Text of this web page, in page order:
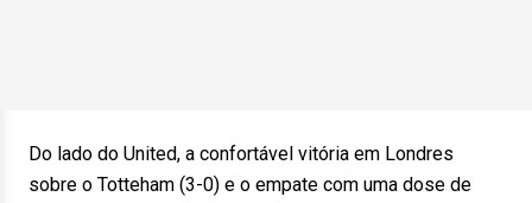
Do lado do United, a confortável vitória em Londres
sobre o Totteham (3-0) e o empate com uma dose de